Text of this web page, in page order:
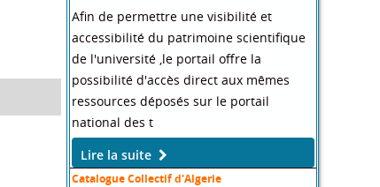
Afin de permettre une visibilité et
accessibilité du patrimoine scientifique
de l'université ,le portail offre la
possibilité d'accès direct aux mêmes
ressources déposés sur le portail
national des t
Lire la suite
Catalogue Collectif d'Algerie